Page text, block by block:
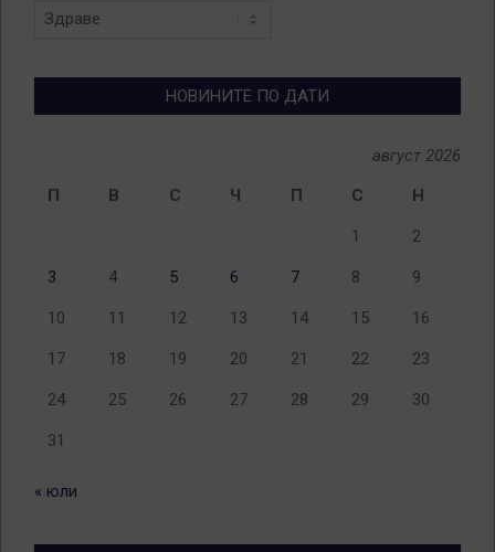
Новини
НОВИНИТЕ ПО ДАТИ
август 2026
П
В С Ч П С Н
1 2
3 4 5 6 7 8 9
10 11 12 13 14 15 16
17 18 19 20 21 22 23
24 25 26 27 28 29 30
31
« юли